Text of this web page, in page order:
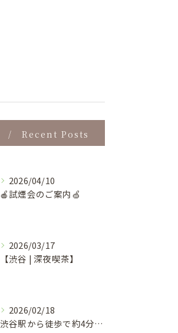
Recent Posts
2026/04/10
🍎試煙会のご案内🍏
2026/03/17
【渋谷 | 深夜喫茶】
2026/02/18
渋谷駅から徒歩で約4分という好立地にあり、ビル地下1階の気軽...